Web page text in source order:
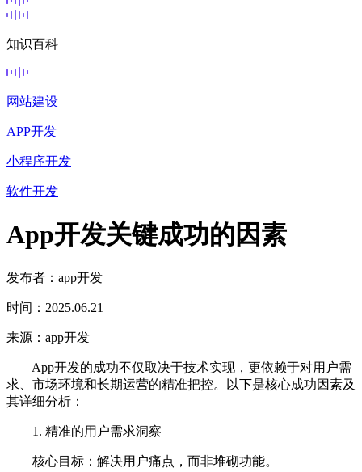
知识百科
网站建设
APP开发
小程序开发
软件开发
App开发关键成功的因素
发布者：app开发
时间：2025.06.21
来源：app开发
App开发的成功不仅取决于技术实现，更依赖于对用户需
求、市场环境和长期运营的精准把控。以下是核心成功因素及
其详细分析：
1. 精准的用户需求洞察
核心目标：解决用户痛点，而非堆砌功能。